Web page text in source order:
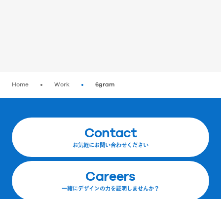
Home Work 6gram
Contact
お気軽にお問い合わせください
Careers
一緒にデザインの力を証明しませんか？